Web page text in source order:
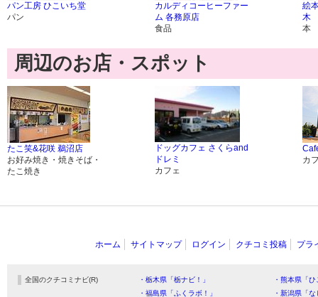
パン工房 ひこいち堂
パン
カルディコーヒーファー
ム 各務原店
食品
絵
木
本
周辺のお店・スポット
たこ笑&花咲 鵜沼店
お好み焼き・焼きそば・
たこ焼き
ドッグカフェ さくらand
ドレミ
カフェ
カ
ホーム サイトマップ ログイン クチコミ投稿 プラ
全国のクチコミナビ(R) ・栃木県「栃ナビ！」
・熊本県「
・福島県「ふくラボ！」
・新潟県「